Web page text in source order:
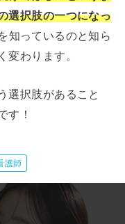
選択肢の一つになっ
知っているのと知ら
変わります。
選択肢があること
す！
護師